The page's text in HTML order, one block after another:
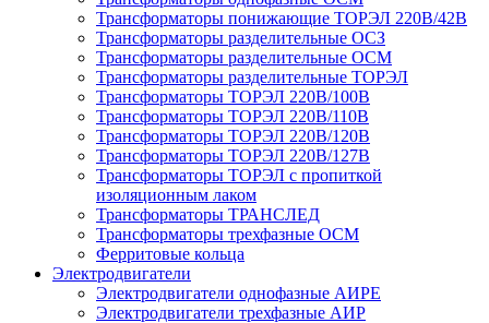
Трансформаторы понижающие ТОРЭЛ 220В/42В
Трансформаторы разделительные ОСЗ
Трансформаторы разделительные ОСМ
Трансформаторы разделительные ТОРЭЛ
Трансформаторы ТОРЭЛ 220В/100В
Трансформаторы ТОРЭЛ 220В/110В
Трансформаторы ТОРЭЛ 220В/120В
Трансформаторы ТОРЭЛ 220В/127В
Трансформаторы ТОРЭЛ с пропиткой
изоляционным лаком
Трансформаторы ТРАНСЛЕД
Трансформаторы трехфазные ОСМ
Ферритовые кольца
Электродвигатели
Электродвигатели однофазные АИРЕ
Электродвигатели трехфазные АИР